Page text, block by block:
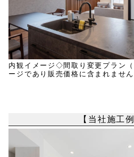
内観イメージ◇間取り変更プラン
ージであり販売価格に含まれません
【当社施工例